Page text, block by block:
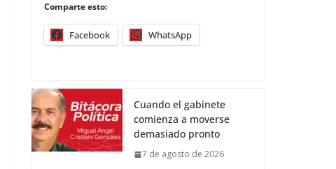
Comparte esto:
Facebook WhatsApp
Cuando el gabinete
comienza a moverse
demasiado pronto
7 de agosto de 2026